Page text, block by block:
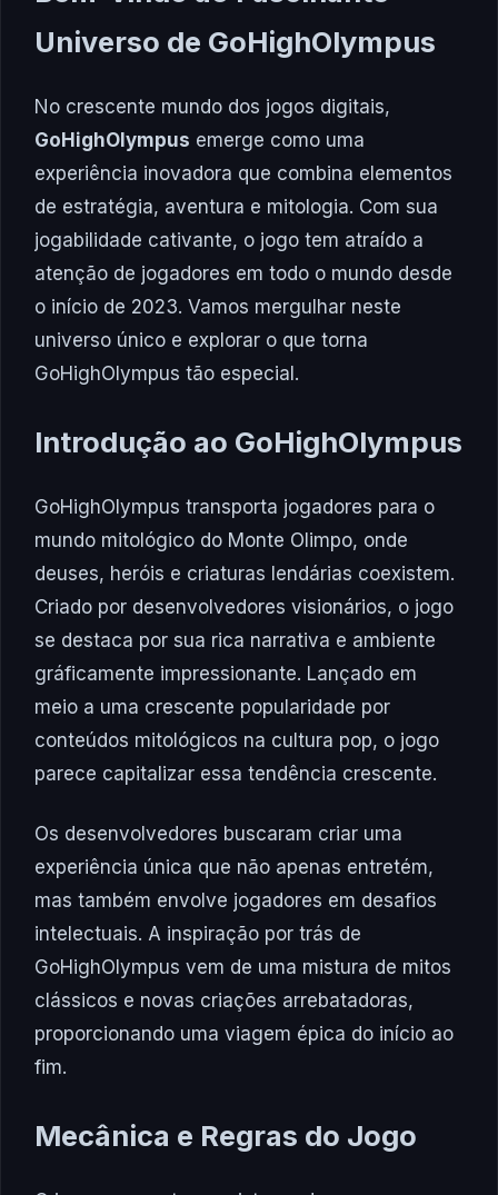
Universo de GoHighOlympus
No crescente mundo dos jogos digitais,
GoHighOlympus emerge como uma
experiência inovadora que combina elementos
de estratégia, aventura e mitologia. Com sua
jogabilidade cativante, o jogo tem atraído a
atenção de jogadores em todo o mundo desde
o início de 2023. Vamos mergulhar neste
universo único e explorar o que torna
GoHighOlympus tão especial.
Introdução ao GoHighOlympus
GoHighOlympus transporta jogadores para o
mundo mitológico do Monte Olimpo, onde
deuses, heróis e criaturas lendárias coexistem.
Criado por desenvolvedores visionários, o jogo
se destaca por sua rica narrativa e ambiente
gráficamente impressionante. Lançado em
meio a uma crescente popularidade por
conteúdos mitológicos na cultura pop, o jogo
parece capitalizar essa tendência crescente.
Os desenvolvedores buscaram criar uma
experiência única que não apenas entretém,
mas também envolve jogadores em desafios
intelectuais. A inspiração por trás de
GoHighOlympus vem de uma mistura de mitos
clássicos e novas criações arrebatadoras,
proporcionando uma viagem épica do início ao
fim.
Mecânica e Regras do Jogo